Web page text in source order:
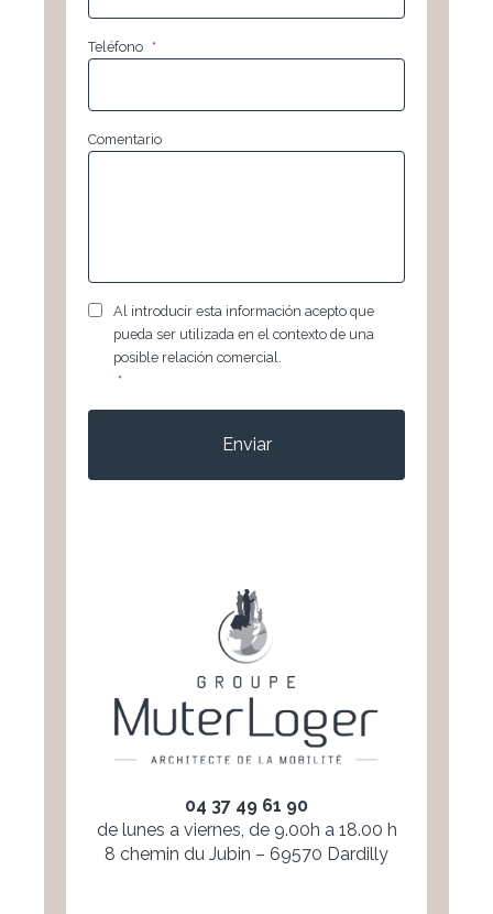
Teléfono *
Comentario
RGPD *
Al introducir esta información acepto que
pueda ser utilizada en el contexto de una
posible relación comercial.
*
04 37 49 61 90
de lunes a viernes, de 9.00h a 18.00 h
8 chemin du Jubin – 69570 Dardilly